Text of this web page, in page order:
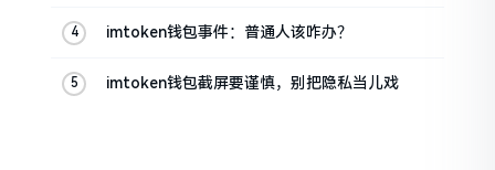
imtoken钱包事件：普通人该咋办？
imtoken钱包截屏要谨慎，别把隐私当儿戏